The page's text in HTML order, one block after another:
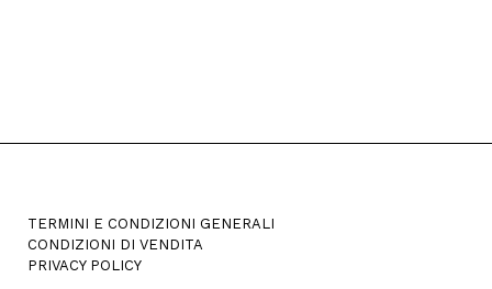
TERMINI E CONDIZIONI GENERALI
CONDIZIONI DI VENDITA
PRIVACY POLICY